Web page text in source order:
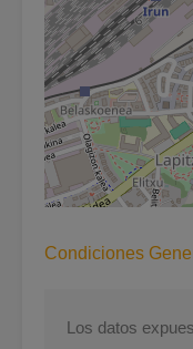
Condiciones
Los datos